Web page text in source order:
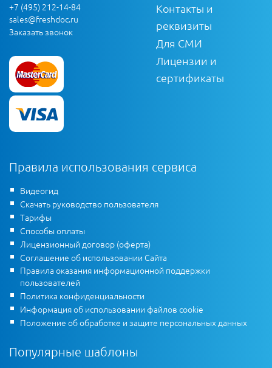
+7 (495) 212-14-84
sales@freshdoc.ru
Заказать звонок
Контакты и
реквизиты
Для СМИ
Лицензии и
сертификаты
Правила использования сервиса
Видеогид
Скачать руководство пользователя
Тарифы
Способы оплаты
Лицензионный договор (оферта)
Соглашение об использовании Сайта
Правила оказания информационной поддержки
пользователей
Политика конфиденциальности
Информация об использовании файлов cookie
Положение об обработке и защите персональных данных
Популярные шаблоны